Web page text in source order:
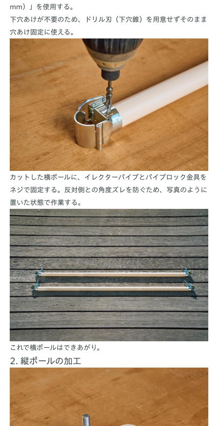
mm）」を使用する。
下穴あけが不要のため、ドリル刃（下穴錐）を用意せずそのまま
穴あけ固定に使える。
カットした横ポールに、イレクターパイプとパイプロック金具を
ネジで固定する。反対側との角度ズレを防ぐため、写真のように
置いた状態で作業する。
これで横ポールはできあがり。
2. 縦ポールの加工